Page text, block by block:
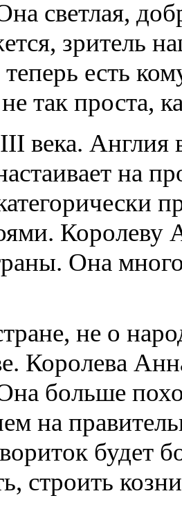
светлая,
зритель
есть
так проста,
века. Англия
на
Королеву
Она
не о
Королева
больше
на
будет
строить